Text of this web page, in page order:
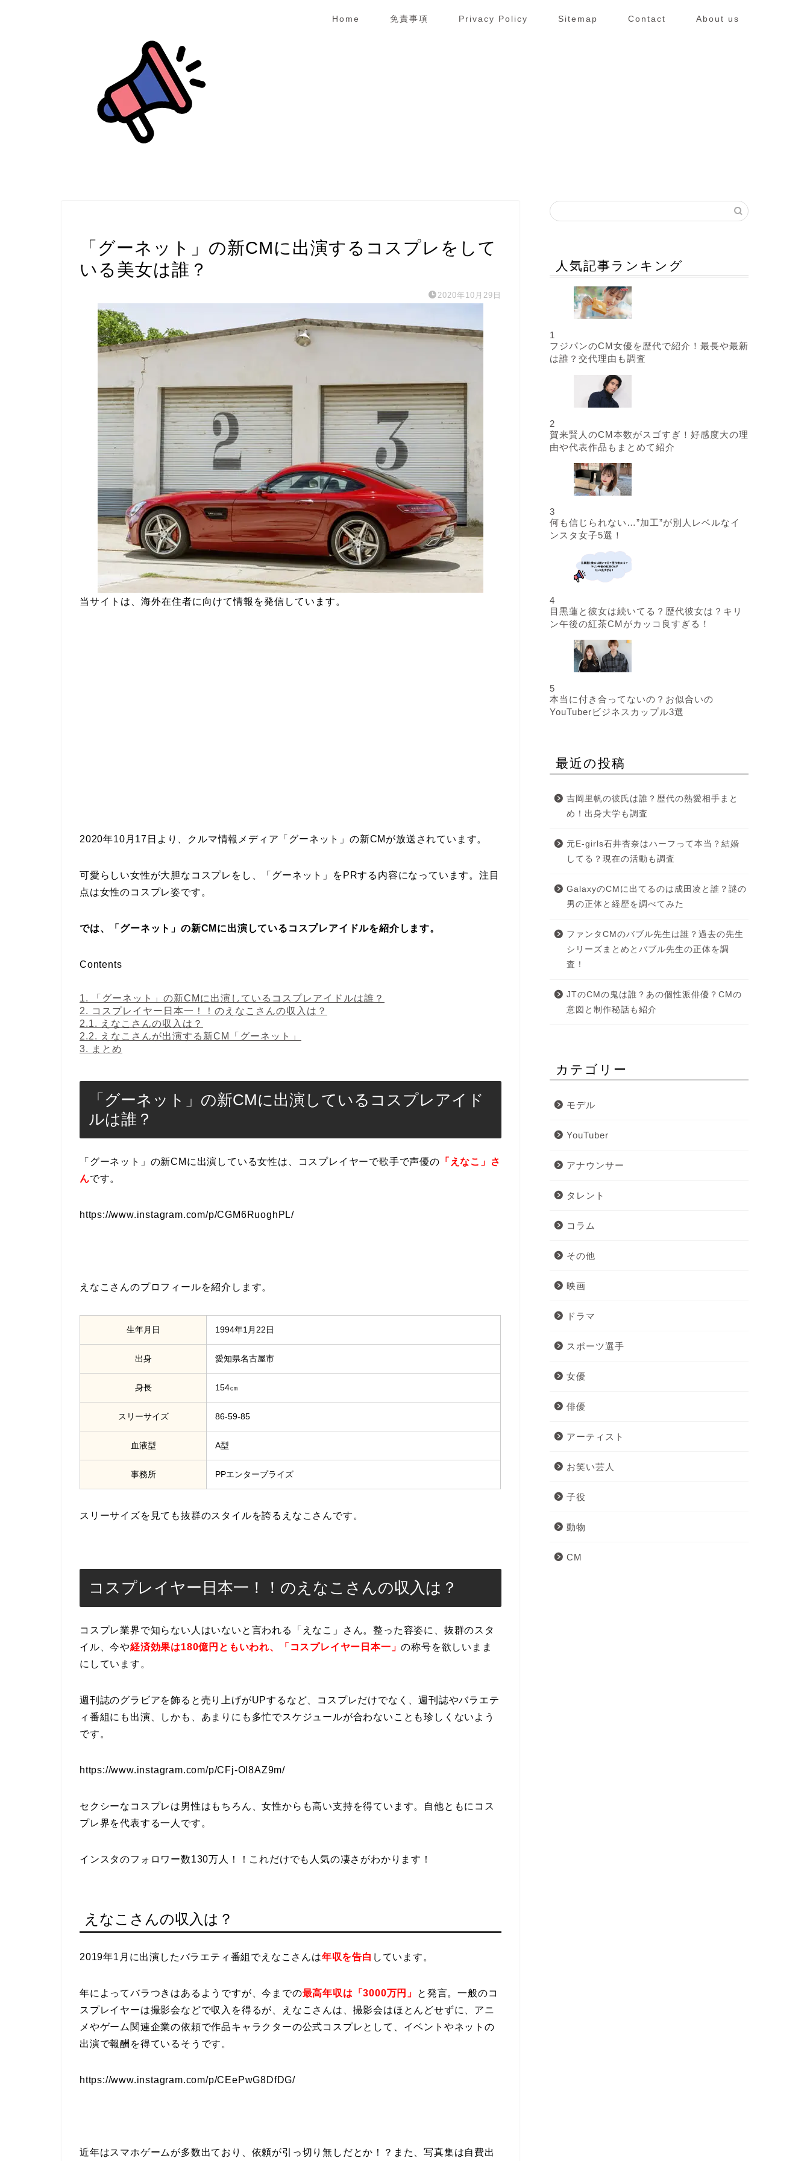
Home 免責事項 Privacy Policy Sitemap Contact About us
「グーネット」の新CMに出演するコスプレをして
いる美女は誰？
2020年10月29日
当サイトは、海外在住者に向けて情報を発信しています。
2020年10月17日より、クルマ情報メディア「グーネット」の新CMが放送されています。
可愛らしい女性が大胆なコスプレをし、「グーネット」をPRする内容になっています。注目
点は女性のコスプレ姿です。
では、「グーネット」の新CMに出演しているコスプレアイドルを紹介します。
Contents
1.
「グーネット」の新CMに出演しているコスプレアイドルは誰？
2. コスプレイヤー日本一！！のえなこさんの収入は？
2.1. えなこさんの収入は？
2.2. えなこさんが出演する新CM「グーネット」
3. まとめ
「グーネット」の新CMに出演しているコスプレアイド
ルは誰？
「グーネット」の新CMに出演している女性は、コスプレイヤーで歌手で声優の 「えなこ」さ
んです。
https://www.instagram.com/p/CGM6RuoghPL/
えなこさんのプロフィールを紹介します。
生年月日 1994年1月22日
出身 愛知県名古屋市
身長 154㎝
スリーサイズ 86-59-85
血液型 A型
事務所 PPエンタープライズ
スリーサイズを見ても抜群のスタイルを誇るえなこさんです。
コスプレイヤー日本一！！のえなこさんの収入は？
コスプレ業界で知らない人はいないと言われる「えなこ」さん。整った容姿に、抜群のスタ
イル、今や経済効果は180億円ともいわれ、「コスプレイヤー日本一」の称号を欲しいまま
にしています。
週刊誌のグラビアを飾ると売り上げがUPするなど、コスプレだけでなく、週刊誌やバラエテ
ィ番組にも出演、しかも、あまりにも多忙でスケジュールが合わないことも珍しくないよう
です。
https://www.instagram.com/p/CFj-OI8AZ9m/
セクシーなコスプレは男性はもちろん、女性からも高い支持を得ています。自他ともにコス
プレ界を代表する一人です。
インスタのフォロワー数130万人！！これだけでも人気の凄さがわかります！
えなこさんの収入は？
2019年1月に出演したバラエティ番組でえなこさんは年収を告白 しています。
年によってバラつきはあるようですが、今までの最高年収は「3000万円」
と発言。一般のコ
スプレイヤーは撮影会などで収入を得るが、えなこさんは、撮影会はほとんどせずに、アニ
メやゲーム関連企業の依頼で作品キャラクターの公式コスプレとして、イベントやネットの
出演で報酬を得ているそうです。
https://www.instagram.com/p/CEePwG8DfDG/
近年はスマホゲームが多数出ており、依頼が引っ切り無しだとか！？また、写真集は自費出
人気記事ランキング
1
フジパンのCM女優を歴代で紹介！最長や最新
は誰？交代理由も調査
2
賀来賢人のCM本数がスゴすぎ！好感度大の理
由や代表作品もまとめて紹介
3
何も信じられない…”加工”が別人レベルなイ
ンスタ女子5選！
4
目黒蓮と彼女は続いてる？歴代彼女は？キリ
ン午後の紅茶CMがカッコ良すぎる！
5
本当に付き合ってないの？お似合いの
YouTuberビジネスカップル3選
最近の投稿
吉岡里帆の彼氏は誰？歴代の熱愛相手まと
め！出身大学も調査
元E-girls石井杏奈はハーフって本当？結婚
してる？現在の活動も調査
GalaxyのCMに出てるのは成田凌と誰？謎の
男の正体と経歴を調べてみた
ファンタCMのバブル先生は誰？過去の先生
シリーズまとめとバブル先生の正体を調
査！
JTのCMの鬼は誰？あの個性派俳優？CMの
意図と制作秘話も紹介
カテゴリー
モデル
YouTuber
アナウンサー
タレント
コラム
その他
映画
ドラマ
スポーツ選手
女優
俳優
アーティスト
お笑い芸人
子役
動物
CM